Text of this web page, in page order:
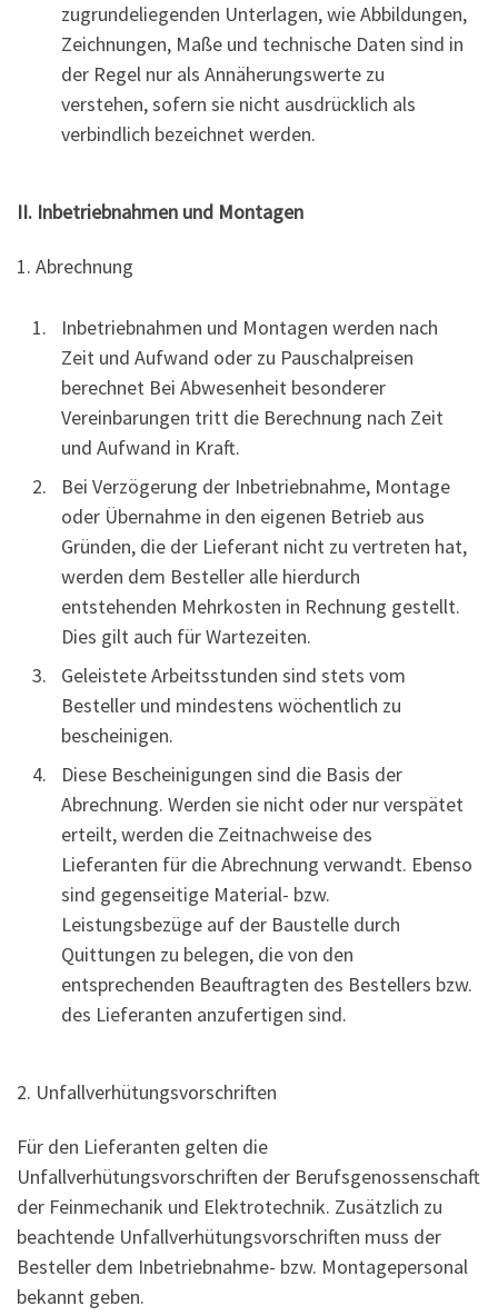
zugrundeliegenden Unterlagen, wie Abbildungen,
Zeichnungen, Maße und technische Daten sind in
der Regel nur als Annäherungswerte zu
verstehen, sofern sie nicht ausdrücklich als
verbindlich bezeichnet werden.
II. Inbetriebnahmen und Montagen
1. Abrechnung
Inbetriebnahmen und Montagen werden nach
Zeit und Aufwand oder zu Pauschalpreisen
berechnet Bei Abwesenheit besonderer
Vereinbarungen tritt die Berechnung nach Zeit
und Aufwand in Kraft.
Bei Verzögerung der Inbetriebnahme, Montage
oder Übernahme in den eigenen Betrieb aus
Gründen, die der Lieferant nicht zu vertreten hat,
werden dem Besteller alle hierdurch
entstehenden Mehrkosten in Rechnung gestellt.
Dies gilt auch für Wartezeiten.
Geleistete Arbeitsstunden sind stets vom
Besteller und mindestens wöchentlich zu
bescheinigen.
Diese Bescheinigungen sind die Basis der
Abrechnung. Werden sie nicht oder nur verspätet
erteilt, werden die Zeitnachweise des
Lieferanten für die Abrechnung verwandt. Ebenso
sind gegenseitige Material- bzw.
Leistungsbezüge auf der Baustelle durch
Quittungen zu belegen, die von den
entsprechenden Beauftragten des Bestellers bzw.
des Lieferanten anzufertigen sind.
2. Unfallverhütungsvorschriften
Für den Lieferanten gelten die
Unfallverhütungsvorschriften der Berufsgenossenschaft
der Feinmechanik und Elektrotechnik. Zusätzlich zu
beachtende Unfallverhütungsvorschriften muss der
Besteller dem Inbetriebnahme- bzw. Montagepersonal
bekannt geben.